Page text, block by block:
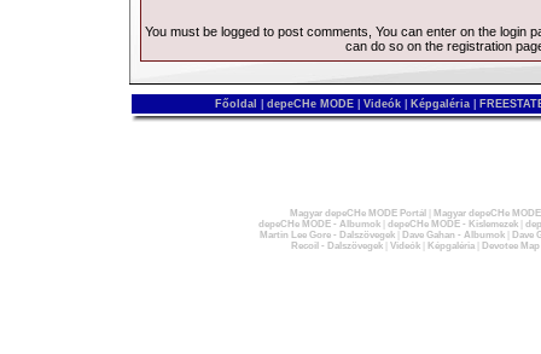
You must be logged to post comments, You can enter on the login
can do so on the registration
Főoldal depeCHe MODE Videók Képgaléria
Magyar depeCHe MODE Portál
Magyar depeCHe
depeCHe MODE - Albumok| depeCHe MODE - Kislemezek|
Martin Lee Gore - Dalszövegek| Dave Gahan - Albumok|
Dave
Recoil - Dalszövegek| Videók| Képgaléria| Devotee Map